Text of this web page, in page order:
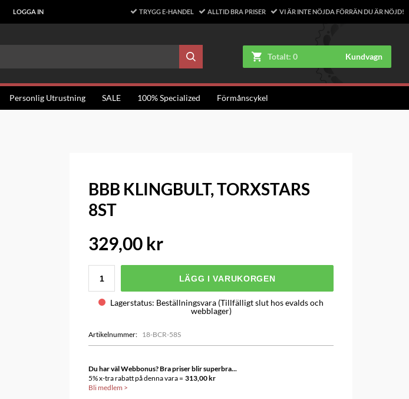
LOGGA IN TRYGG E-HANDEL ALLTID BRA PRISER VI ÄR INTE NÖJDA FÖRRÄN DU ÄR NÖJD!
Totalt: 0 Kundvagn
Personlig Utrustning SALE 100% Specialized Förmånscykel
BBB KLINGBULT, TORXSTARS
8ST
329,00 kr
LÄGG I VARUKORGEN
Lagerstatus: Beställningsvara (Tillfälligt slut hos evalds och
webblager)
Artikelnummer: 18-BCR-58S
Du har väl Webbonus? Bra priser blir superbra...
5% x-tra rabatt på denna vara = 313,00 kr
Bli medlem >